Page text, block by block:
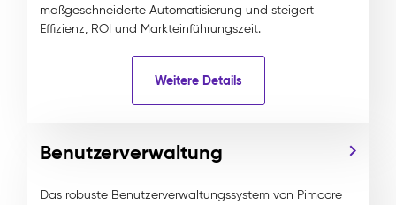
maßgeschneiderte Automatisierung und steigert
Effizienz, ROI und Markteinführungszeit.
Weitere Details
Benutzerverwaltung
Das robuste Benutzerverwaltungssystem von Pimcore